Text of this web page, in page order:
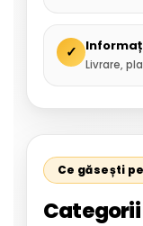
✓
Livrare,
Ce găsești